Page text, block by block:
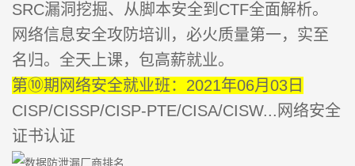
SRC漏洞挖掘、从脚本安全到CTF全面解析。
网络信息安全攻防培训，必火质量第一，实至
名归。全天上课，包高薪就业。
第⑩期网络安全就业班：2021年06月03日
CISP/CISSP/CISP-PTE/CISA/CISW...网络安全
证书认证